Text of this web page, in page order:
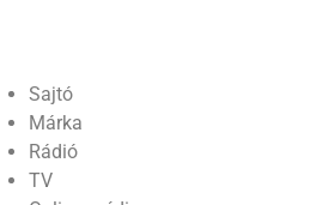
Sajtó
Márka
Rádió
TV